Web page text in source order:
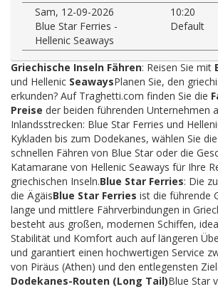
Sam, 12-09-2026
10:20
Blue Star Ferries -
Hellenic Seaways
Default
Griechische Inseln Fähren: Reisen Sie mit
und Hellenic SeawaysPlanen Sie, den
erkunden? Auf Traghetti.com finden Sie die
Preise der beiden führenden Unternehmen
Inlandsstrecken: Blue Star Ferries und
Kykladen bis zum Dodekanes, wählen Sie
schnellen Fähren von Blue Star oder die
Katamarane von Hellenic Seaways für Ihre
griechischen Inseln.Blue Star Ferries: Die
die ÄgäisBlue Star Ferries ist die führende
lange und mittlere Fährverbindungen in
besteht aus großen, modernen Schiffen,
Stabilität und Komfort auch auf längeren
und garantiert einen hochwertigen Service
von Piräus (Athen) und den entlegensten
Dodekanes-Routen (Long Tail)Blue Star